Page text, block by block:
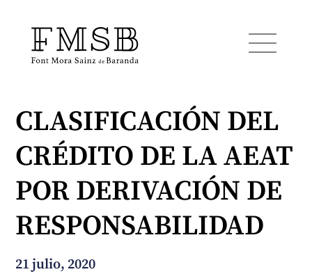
Inicio
Font Mora Sainz de Baranda
Servicios
CLASIFICACIÓN DEL
CRÉDITO DE LA AEAT
POR DERIVACIÓN DE
RESPONSABILIDAD
21 julio, 2020